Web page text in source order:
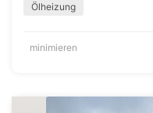
Ölheizung
minimieren